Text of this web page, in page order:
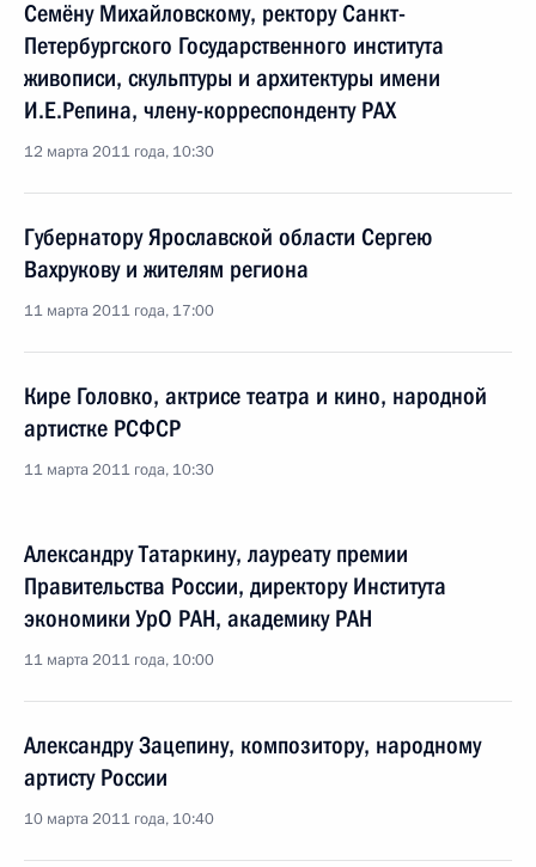
Семёну Михайловскому, ректору Санкт-
Петербургского Государственного института
живописи, скульптуры и архитектуры имени
И.Е.Репина, члену-корреспонденту PAX
12 марта 2011 года, 10:30
Губернатору Ярославской области Сергею
Вахрукову и жителям региона
11 марта 2011 года, 17:00
Кире Головко, актрисе театра и кино, народной
артистке РСФСР
11 марта 2011 года, 10:30
Александру Татаркину, лауреату премии
Правительства России, директору Института
экономики УрО РАН, академику РАН
11 марта 2011 года, 10:00
Александру Зацепину, композитору, народному
артисту России
10 марта 2011 года, 10:40